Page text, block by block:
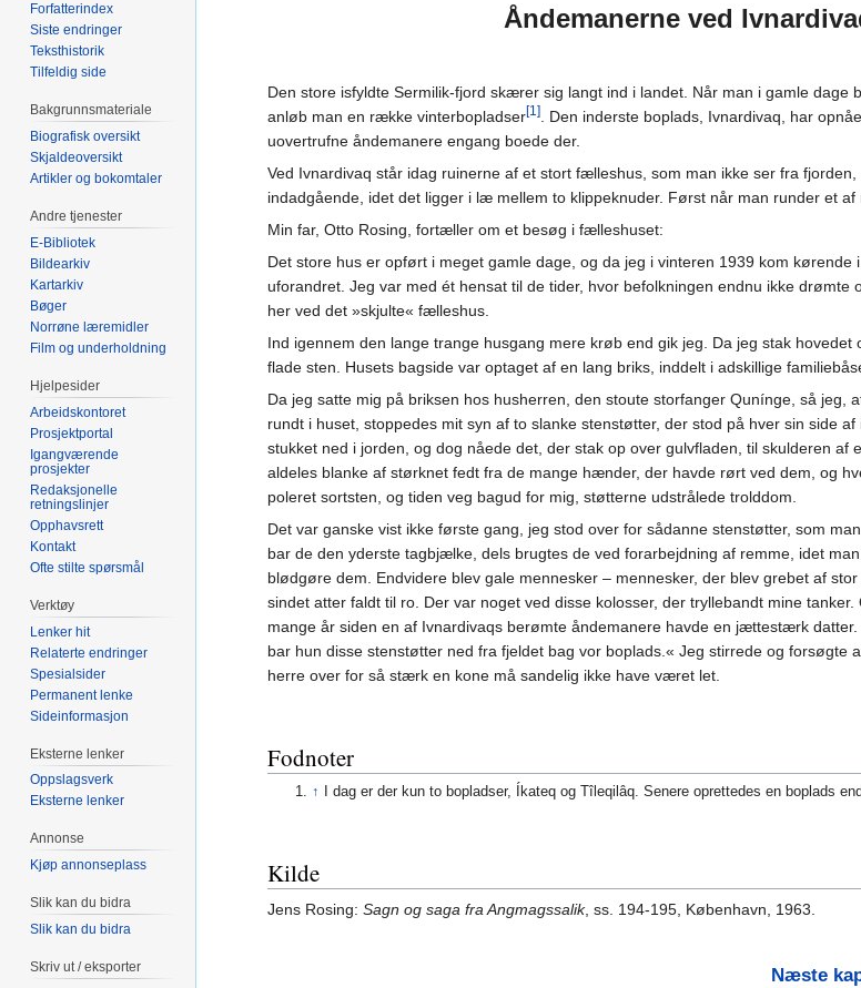
Åndemanerne ved
Den store isfyldte Sermilik-fjord skærer sig langt ind i landet. Når man i gamle dage
anløb man en række vinterbopladser[1]. Den inderste boplads, Ivnardivaq, har
uovertrufne åndemanere engang boede der.
Ved Ivnardivaq står idag ruinerne af et stort fælleshus, som man ikke ser fra
indadgående, idet det ligger i læ mellem to klippeknuder. Først når man runder et
Min far, Otto Rosing, fortæller om et besøg i fælleshuset:
Det store hus er opført i meget gamle dage, og da jeg i vinteren 1939 kom
uforandret. Jeg var med ét hensat til de tider, hvor befolkningen endnu ikke
her ved det »skjulte« fælleshus.
Ind igennem den lange trange husgang mere krøb end gik jeg. Da jeg stak
flade sten. Husets bagside var optaget af en lang briks, inddelt i adskillige
Da jeg satte mig på briksen hos husherren, den stoute storfanger Qunínge, så
rundt i huset, stoppedes mit syn af to slanke stenstøtter, der stod på hver sin side
stukket ned i jorden, og dog nåede det, der stak op over gulvfladen, til skulderen
aldeles blanke af størknet fedt fra de mange hænder, der havde rørt ved dem, og
poleret sortsten, og tiden veg bagud for mig, støtterne udstrålede trolddom.
Det var ganske vist ikke første gang, jeg stod over for sådanne stenstøtter, som
bar de den yderste tagbjælke, dels brugtes de ved forarbejdning af remme, idet
blødgøre dem. Endvidere blev gale mennesker – mennesker, der blev grebet af
sindet atter faldt til ro. Der var noget ved disse kolosser, der tryllebandt mine
mange år siden en af Ivnardivaqs berømte åndemanere havde en jættestærk
bar hun disse stenstøtter ned fra fjeldet bag vor boplads.« Jeg stirrede og
herre over for så stærk en kone må sandelig ikke have været let.
Fodnoter
↑ I dag er der kun to bopladser, Íkateq og Tîleqilâq. Senere oprettedes en boplads
Kilde
Jens Rosing: Sagn og saga fra Angmagssalik, ss. 194-195, København, 1963.
Næste
Forfatterindex
Siste endringer
Teksthistorik
Tilfeldig side
Bakgrunnsmateriale
Biografisk oversikt
Skjaldeoversikt
Artikler og bokomtaler
Andre tjenester
E-Bibliotek
Bildearkiv
Kartarkiv
Bøger
Norrøne læremidler
Film og underholdning
Hjelpesider
Arbeidskontoret
Prosjektportal
Igangværende
prosjekter
Redaksjonelle
retningslinjer
Opphavsrett
Kontakt
Ofte stilte spørsmål
Verktøy
Lenker hit
Relaterte endringer
Spesialsider
Permanent lenke
Sideinformasjon
Eksterne lenker
Oppslagsverk
Eksterne lenker
Annonse
Kjøp annonseplass
Slik kan du bidra
Slik kan du bidra
Skriv ut / eksporter